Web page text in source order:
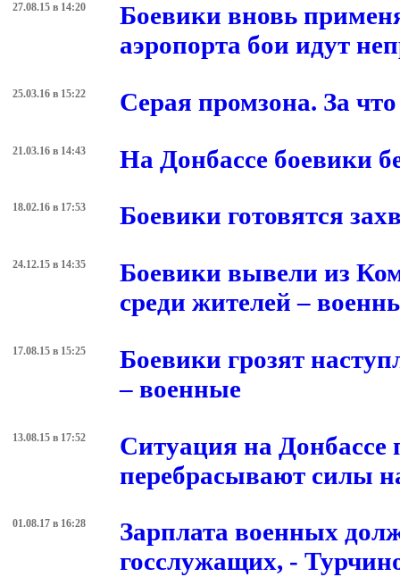
27.08.15 в 14:20
Боевики вновь
аэропорта бои идут
25.03.16 в 15:22 Серая промзона. За
21.03.16 в 14:43 На Донбассе боевики
18.02.16 в 17:53 Боевики готовятся
24.12.15 в 14:35
Боевики вывели из
среди жителей –
17.08.15 в 15:25
Боевики грозят
– военные
13.08.15 в 17:52
Ситуация на Донбассе
перебрасывают силы
01.08.17 в 16:28
Зарплата военных
госслужащих, -